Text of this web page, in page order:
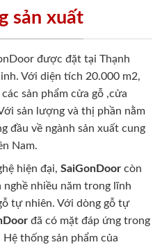
sản xuất
được đặt tại Thạnh
Với diện tích 20.000 m2,
sản phẩm cửa gỗ ,cửa
sản lượng và thị phần nằm
đầu về ngành sản xuất cung
Nam.
hiện đại, SaiGonDoor còn
nhiều năm trong lĩnh
tự nhiên. Với dòng gỗ tự
đã có mặt đáp ứng trong
thống sản phẩm của